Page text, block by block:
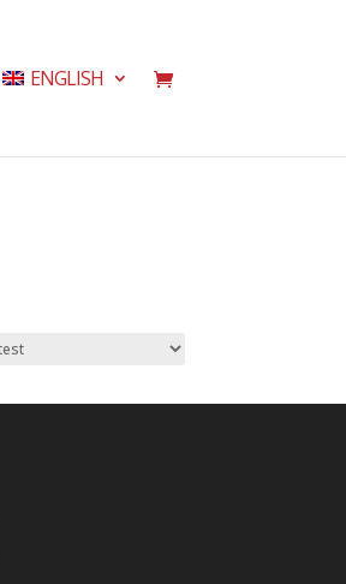
ENGLISH